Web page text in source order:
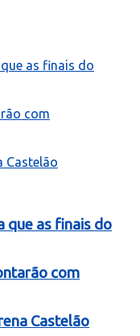
que as finais do
com
Castelão